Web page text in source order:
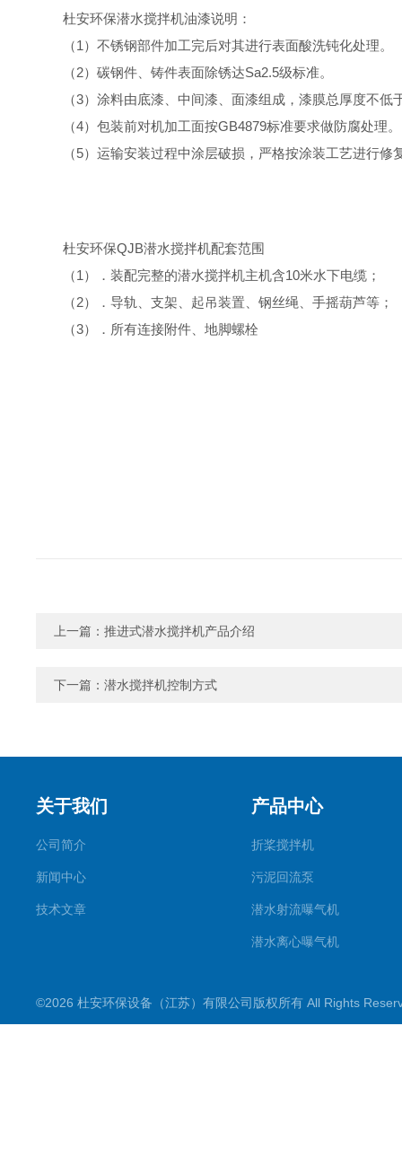
杜安环保潜水搅拌机油漆说明 ：
（1 ）不锈钢部件加工完后对其进行表面酸洗钝化处理。
（2）碳钢件、铸件表面除锈达Sa2.5级标准。
（3）涂料由底漆、中间漆、面漆组成，漆膜总厚度不低
（4）包装前对机加工面按GB4879标准要求做防腐处理。
（5）运输安装过程中涂层破损，严格按涂装工艺进行
杜安环保QJB潜水搅拌机配套范围
（1 ）．装配完整的潜水搅拌机主机含10米水下电缆；
（2）．导轨、支架、起吊装置、钢丝绳、手摇葫芦等；
（3）．所有连接附件、地脚螺栓
上一篇： 推进式潜水搅拌机产品介绍
下一篇： 潜水搅拌机控制方式
关于我们
公司简介
新闻中心
技术文章
产品中心
折桨搅拌机
污泥回流泵
潜水射流曝气机
潜水离心曝气机
潜水推流器
©2026 杜安环保设备（江苏）有限公司版权所有 All Rights